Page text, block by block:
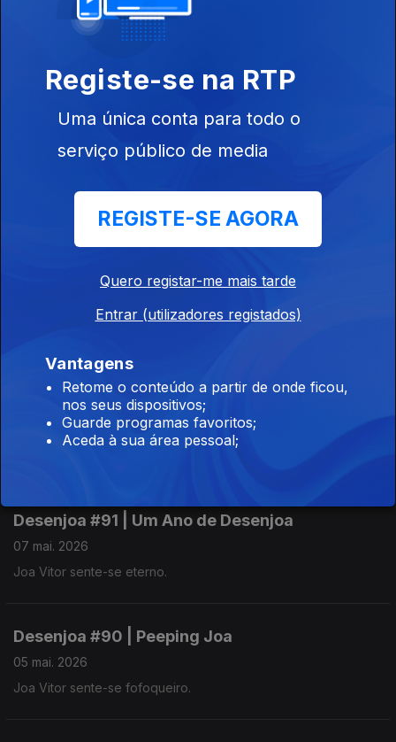
21 mai. 2026
Joa Vitor sente-se arrematado.
19 mai. 2026
Joa Vitor é encontrado morto.
Desenjoa #93 | Eurovisão parte II
Desenjoa #92 | Joa Driver
12 mai. 2026
Desenjoa #91 | Um Ano de Desenjoa
07 mai. 2026
Joa Vitor sente-se eterno.
Desenjoa #90 | Peeping Joa
05 mai. 2026
Joa Vitor sente-se fofoqueiro.
Registe-se na RTP
Uma única conta para todo o
serviço público de media
REGISTE-SE AGORA
Quero registar-me mais tarde
Entrar (utilizadores registados)
Vantagens
Retome o conteúdo a partir de onde ficou,
nos seus dispositivos;
Guarde programas favoritos;
Aceda à sua área pessoal;